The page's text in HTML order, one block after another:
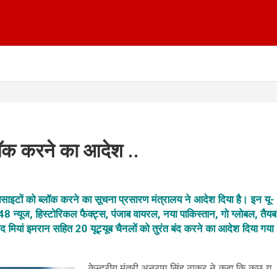
करने का आदेश ..
को ब्लॉक करने का सूचना प्रसारण मंत्रालय ने आदेश दिया है। इन यू-
हिस्टोरिकल फैक्ट्स, पंजाब वायरल, नया पाकिस्तान, गो ग्लोबल, तैयब
इमरान सहित 20 यूट्यूब चैनलों को तुरंत बंद करने का आदेश दिया गया